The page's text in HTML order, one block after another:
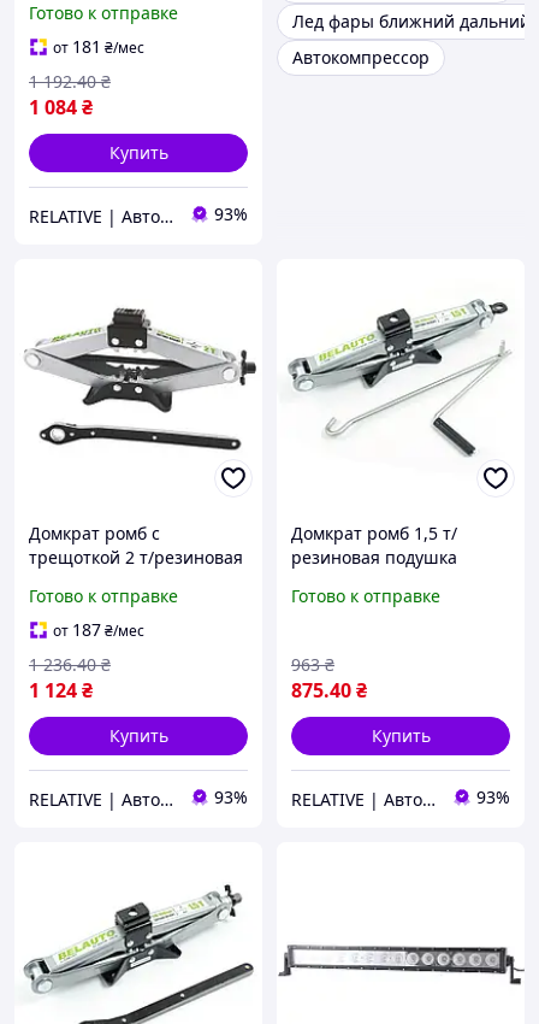
приводной ручкой /120-
413мм (6шт/ящ)
Готово к отправке
от 181 ₴/мес
1 084₴
1 192.40 ₴
Купить
RELATIVE | Автоаксессуары, Велотовары, Мото товары, Инвентарь, Товары для дома 93%
Лед фары ближний дальний
Автокомпрессор
Домкрат ромб с
трещоткой 2 т/резиновая
DM20T/120-413мм (6шт/
уп)
Готово к отправке
от 187₴/мес
1 124₴
1 236.40 ₴
Купить
RELATIVE | Автоаксессуары, Велотовары, Мото товары, Инвентарь, Товары для дома 93%
Домкрат ромб 1,5 т/
резиновая подушка
390мм (8шт/кор)
Готово к отправке
875.40₴
963 ₴
Купить
RELATIVE | Автоаксессуары, Велотовары, Мото товары, Инвентарь, Товары для дома 93%